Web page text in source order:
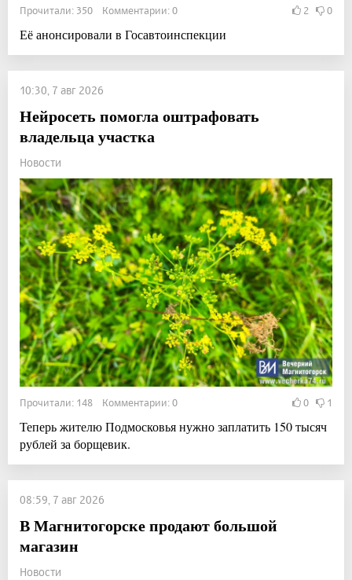
Прочитали: 350 Комментарии: 0 2 0
Её анонсировали в Госавтоинспекции
10:30, 7 авг 2026
Нейросеть помогла оштрафовать
владельца участка
Новости
Прочитали: 148 Комментарии: 0 0 1
Теперь жителю Подмосковья нужно заплатить 150 тысяч
рублей за борщевик.
08:59, 7 авг 2026
В Магнитогорске продают большой
магазин
Новости